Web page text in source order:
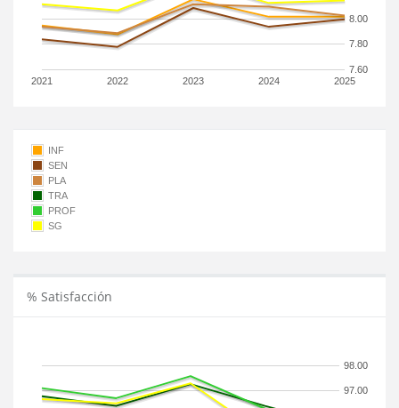
2021 2022 2023 2024 2025
7.60
7.80
8.00
INF
SEN
PLA
TRA
PROF
SG
% Satisfacción
97.00
98.00